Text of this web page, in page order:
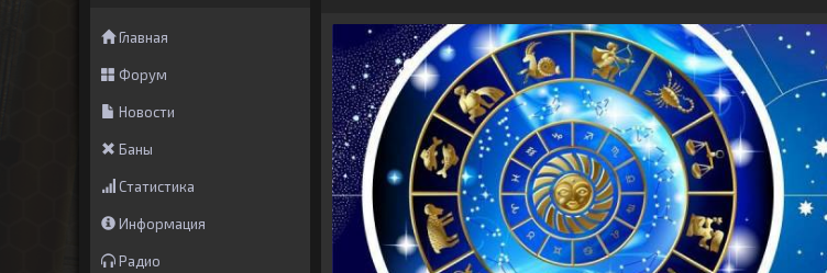
Главная
Форум
Новости
Баны
Статистика
Информация
Радио